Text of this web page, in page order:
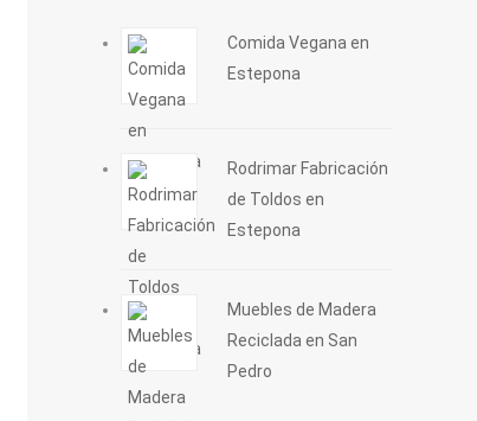
Comida Vegana en
Estepona
Rodrimar Fabricación
de Toldos en
Estepona
Muebles de Madera
Reciclada en San
Pedro